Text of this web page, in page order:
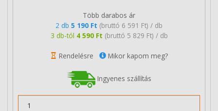
Több darabos ár
2 db 5 190 Ft (bruttó 6 591 Ft) / db
3 db-tól 4 590 Ft (bruttó 5 829 Ft) / db
Rendelésre Mikor kapom meg?
Ingyenes szállítás